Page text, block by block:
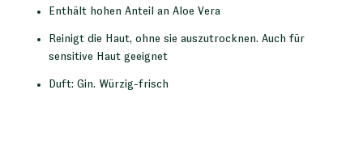
Enthält hohen Anteil an Aloe Vera
Reinigt die Haut, ohne sie auszutrocknen. Auch für
sensitive Haut geeignet
Duft: Gin. Würzig-frisch